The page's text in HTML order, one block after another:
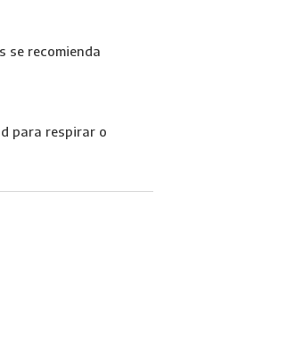
se recomienda
para respirar o